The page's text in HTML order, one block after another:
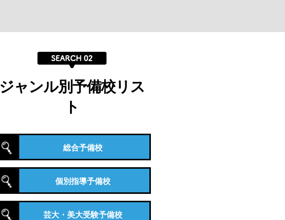
ジャンル別予備校リス
ト
総合予備校
個別指導予備校
芸大・美大受験予備校